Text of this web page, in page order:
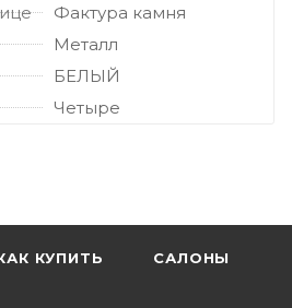
Фактура камня
Металл
БЕЛЫЙ
Четыре
КУПИТЬ САЛОНЫ